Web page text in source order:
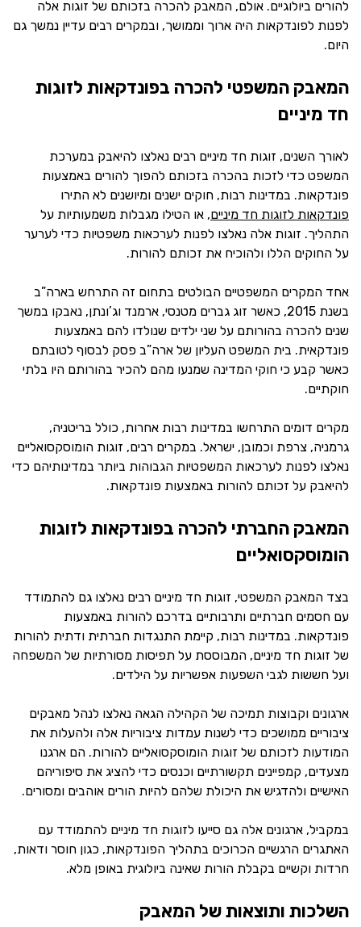
להורים ביולוגיים. אולם, המאבק להכרה בזכותם של זוגות אלה
לפנות לפונדקאות היה ארוך וממושך, ובמקרים רבים עדיין נמשך גם
היום.
המאבק המשפטי להכרה בפונדקאות לזוגות
חד מיניים
לאורך השנים, זוגות חד מיניים רבים נאלצו להיאבק במערכת
המשפט כדי לזכות בהכרה בזכותם להפוך להורים באמצעות
פונדקאות. במדינות רבות, חוקים ישנים ומיושנים לא התירו
פונדקאות לזוגות חד מיניים, או הטילו מגבלות משמעותיות על
התהליך. זוגות אלה נאלצו לפנות לערכאות משפטיות כדי לערער
על החוקים הללו ולהוכיח את זכותם להורות.
אחד המקרים המשפטיים הבולטים בתחום זה התרחש בארה”ב
בשנת 2015, כאשר זוג גברים מטנסי, ארמנד וג’ונתן, נאבקו במשך
שנים להכרה בהורותם על שני ילדים שנולדו להם באמצעות
פונדקאית. בית המשפט העליון של ארה”ב פסק לבסוף לטובתם
כאשר קבע כי חוקי המדינה שמנעו מהם להכיר בהורותם היו בלתי
חוקתיים.
מקרים דומים התרחשו במדינות רבות אחרות, כולל בריטניה,
גרמניה, צרפת וכמובן, ישראל. במקרים רבים, זוגות הומוסקסואליים
נאלצו לפנות לערכאות המשפטיות הגבוהות ביותר במדינותיהם כדי
להיאבק על זכותם להורות באמצעות פונדקאות.
המאבק החברתי להכרה בפונדקאות לזוגות
הומוסקסואליים
בצד המאבק המשפטי, זוגות חד מיניים רבים נאלצו גם להתמודד
עם חסמים חברתיים ותרבותיים בדרכם להורות באמצעות
פונדקאות. במדינות רבות, קיימת התנגדות חברתית ודתית להורות
של זוגות חד מיניים, המבוססת על תפיסות מסורתיות של המשפחה
ועל חששות לגבי השפעות אפשריות על הילדים.
ארגונים וקבוצות תמיכה של הקהילה הגאה נאלצו לנהל מאבקים
ציבוריים ממושכים כדי לשנות עמדות ציבוריות אלה ולהעלות את
המודעות לזכותם של זוגות הומוסקסואליים להורות. הם ארגנו
מצעדים, קמפיינים תקשורתיים וכנסים כדי להציג את סיפוריהם
האישיים ולהדגיש את היכולת שלהם להיות הורים אוהבים ומסורים.
במקביל, ארגונים אלה גם סייעו לזוגות חד מיניים להתמודד עם
האתגרים הרגשיים הכרוכים בתהליך הפונדקאות, כגון חוסר ודאות,
חרדות וקשיים בקבלת הורות שאינה ביולוגית באופן מלא.
השלכות ותוצאות של המאבק